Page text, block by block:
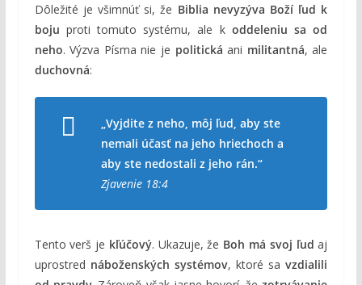
Dôležité je všimnúť si, že Biblia nevyzýva Boží ľud k
boju proti tomuto systému, ale k oddeleniu sa od
neho. Výzva Písma nie je politická ani militantná, ale
duchovná:
„Vyjdite z neho, môj ľud, aby ste
nemali účasť na jeho hriechoch a
aby ste nedostali z jeho rán.“
Zjavenie 18:4
Tento verš je kľúčový. Ukazuje, že Boh má svoj ľud aj
uprostred náboženských systémov, ktoré savzdialili